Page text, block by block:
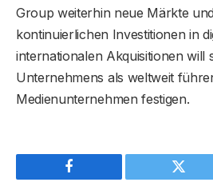
Group weiterhin neue Märkte
kontinuierlichen Investitionen in
internationalen Akquisitionen will
Unternehmens als weltweit
Medienunternehmen festigen.
Facebook